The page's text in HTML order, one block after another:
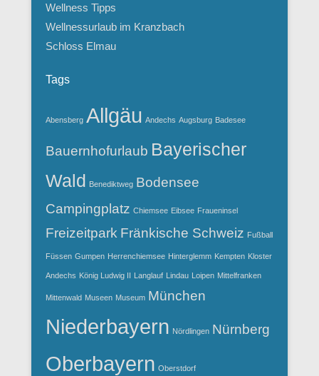
Wellness Tipps
Wellnessurlaub im Kranzbach
Schloss Elmau
Tags
Abensberg Allgäu Andechs Augsburg Badesee
Bauernhofurlaub Bayerischer
Wald Benediktweg Bodensee
Campingplatz Chiemsee Eibsee Fraueninsel
Freizeitpark Fränkische Schweiz Fußball
Füssen Gumpen Herrenchiemsee Hinterglemm Kempten Kloster
Andechs König Ludwig II Langlauf Lindau Loipen Mittelfranken
Mittenwald Museen Museum München
Niederbayern Nördlingen Nürnberg
Oberbayern Oberstdorf